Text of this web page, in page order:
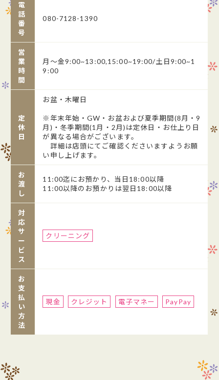
電
話
番
号
080-7128-1390
営
業
時
間
月～金9:00~13:00,15:00~19:00/土日9:00~1
9:00
定
休
日
お盆・木曜日
※年末年始・GW・お盆および夏季期間(8月・9
月)・冬季期間(1月・2月)は定休日・お仕上り日
が異なる場合がございます。
詳細は店頭にてご確認くださいますようお願
い申し上げます。
お
渡
し
11:00迄にお預かり、当日18:00以降
11:00以降のお預かりは翌日18:00以降
対
応
サ
ー
ビ
ス
クリーニング
お
支
払
い
方
法
現金 クレジット 電子マネー PayPay